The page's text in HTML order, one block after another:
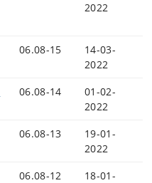
2022
06.08-15
14-03-
2022
06.08-14
01-02-
2022
06.08-13
19-01-
2022
06.08-12
18-01-